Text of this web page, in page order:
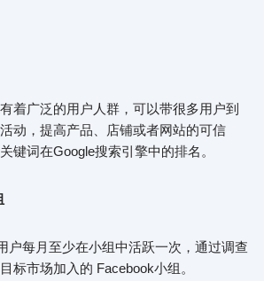
着广泛的用户人群，可以带很多用户到
动，提高产品、店铺或者网站的可信
键词在Google搜索引擎中的排名。
户每月至少在小组中活跃一次，通过调查
标市场加入的 Facebook小组。